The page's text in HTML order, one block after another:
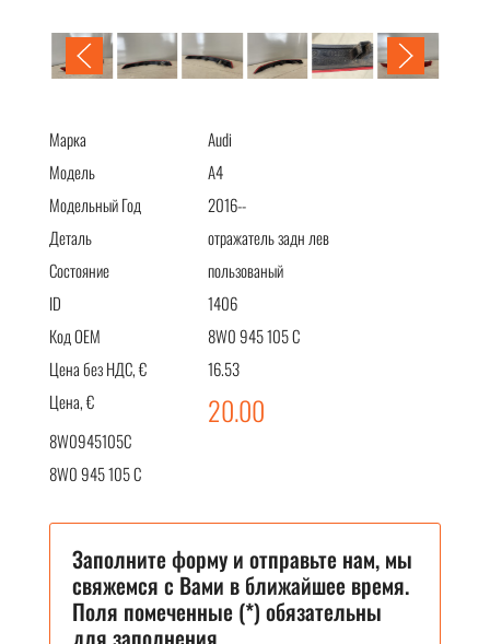
Марка
Audi
Модель
A4
Модельный Год
2016--
Деталь
отражатель задн лев
Состояние
пользованый
ID
1406
Код OEM
8W0 945 105 C
Цена без НДС, €
16.53
Цена, €
20.00
8W0945105C
8W0 945 105 C
Заполните форму и отправьте нам, мы
свяжемся с Вами в ближайшее время.
Поля помеченные (*) обязательны
для заполнения